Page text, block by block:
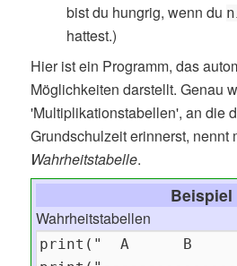
bist du hungrig, wenn du
hattest.)
Hier ist ein Programm, das
Möglichkeiten darstellt. Genau
'Multiplikationstabellen', an die
Grundschulzeit erinnerst, nennt
Wahrheitstabelle.
Beispiel
Wahrheitstabellen